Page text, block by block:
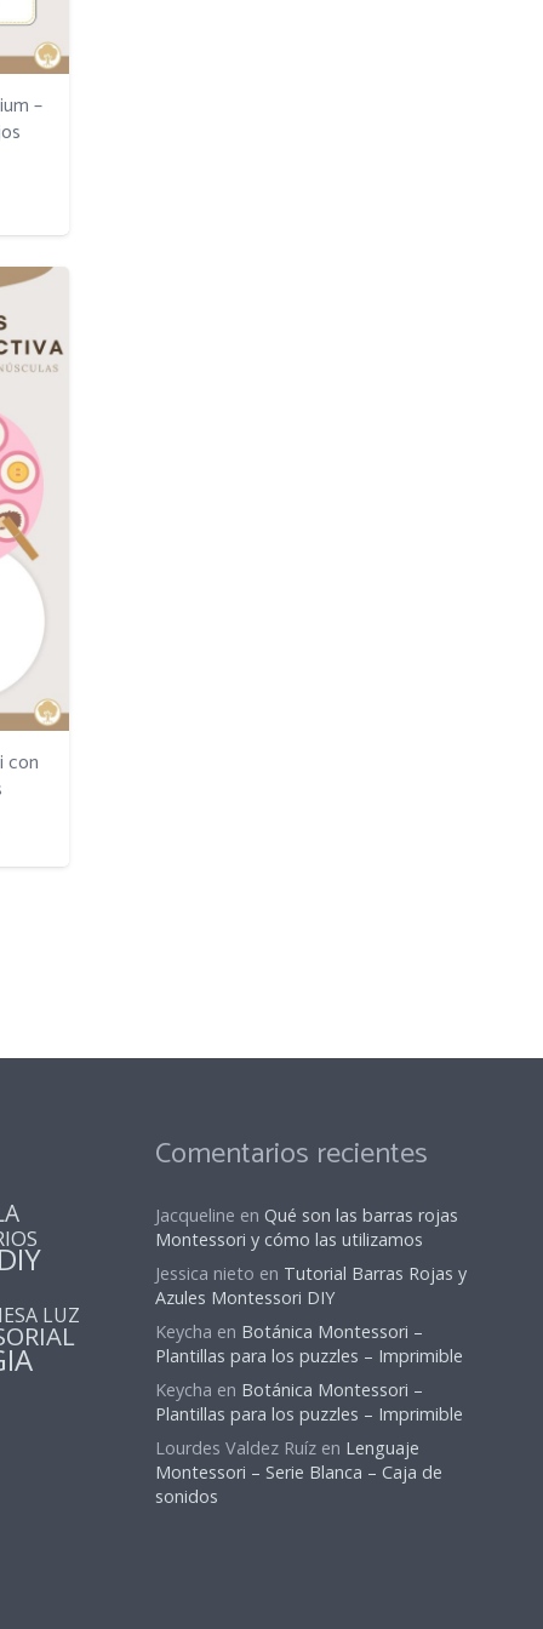
–
con
DIY
LUZ
Comentarios recientes
Jacqueline en Qué son las barras rojas
Montessori y cómo las utilizamos
Jessica nieto en Tutorial Barras Rojas y
Azules Montessori DIY
Keycha en Botánica Montessori –
Plantillas para los puzzles – Imprimible
Keycha en Botánica Montessori –
Plantillas para los puzzles – Imprimible
Lourdes Valdez Ruíz en Lenguaje
Montessori – Serie Blanca – Caja de
sonidos